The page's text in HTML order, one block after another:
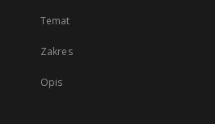
Temat
Zakres
Opis